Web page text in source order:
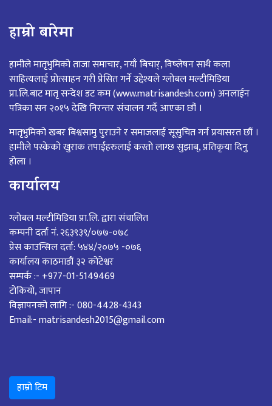
हाम्रो बारेमा
हामीले मातृभुमिको ताजा समाचार, नयाँ बिचार्, विष्लेषन साथै कला
साहित्यलाई प्रोत्साहन गरी प्रेसित गर्ने उद्देश्यले ग्लोबल मल्टीमिडिया
प्रा.लि.बाट मातृ सन्देश डट कम (www.matrisandesh.com) अनलाईन
पत्रिका सन २०१५ देखि निरन्तर संचालन गर्दै आएका छौं ।
मातृभुमिको खबर बिश्वसामु पुराउने र समाजलाई सूसुचित गर्न प्रयासरत छौं ।
हामीले पस्केको खुराक तपाईंहरुलाई कस्तो लाग्छ सुझाब्, प्रतिकृया दिनु
होला ।
कार्यालय
ग्लोबल मल्टीमिडिया प्रा.लि. द्वारा संचालित
कम्पनी दर्ता नं. २६३९३९/०७७-०७८
प्रेस काउन्सिल दर्ता: ५४४/२०७५ -०७६
कार्यालय काठमाडौं ३२ कोटेश्वर
सम्पर्क :- +977-01-5149469
टोकियो, जापान
विज्ञापनको लागि :- 080-4428-4343
Email:- matrisandesh2015@gmail.com
हाम्रो टिम